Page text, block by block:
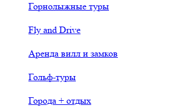
Горнолыжные туры
Fly and Drive
Аренда вилл и замков
Гольф-туры
Города + отдых